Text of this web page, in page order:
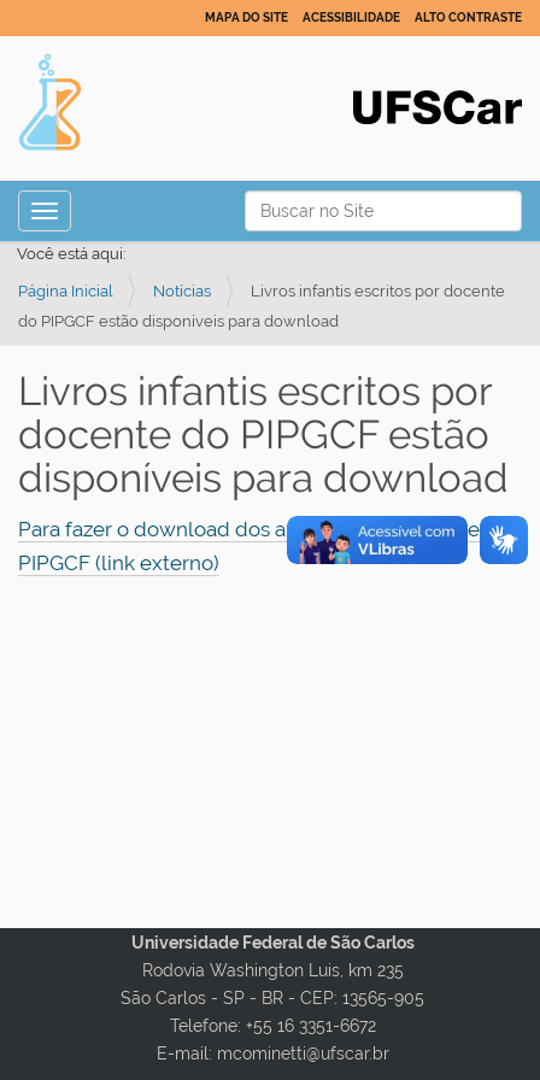
Busca
Busca Avançada…
MAPA DO SITE ACESSIBILIDADE ALTO CONTRASTE
Toggle navigation
Você está aqui:
Página Inicial Notícias
Livros infantis escritos por docente
do PIPGCF estão disponíveis para download
Livros infantis escritos por
docente do PIPGCF estão
disponíveis para download
Para fazer o download dos arquivos acesse o site do
PIPGCF (link externo)
Universidade Federal de São Carlos
Rodovia Washington Luis, km 235
São Carlos - SP - BR - CEP: 13565-905
Telefone: +55 16 3351-6672
E-mail: mcominetti@ufscar.br